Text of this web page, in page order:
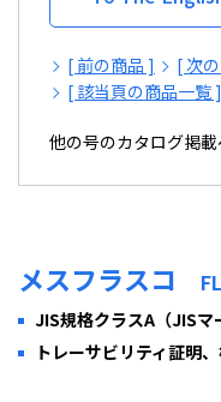
[ 前の商品 ] [ 次
[ 該当頁の商品一覧 ]
他の号のカタログ掲
メスフラスコ
JIS規格クラスA（JISマ
トレーサビリティ証明